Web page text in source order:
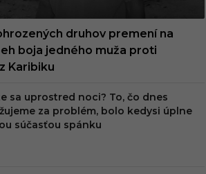
druhov premení na
boja jedného muža proti
Karibiku
sa uprostred noci? To, čo dnes
za problém, bolo kedysi úplne
súčasťou spánku